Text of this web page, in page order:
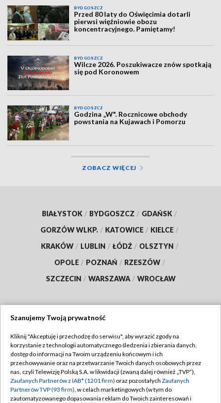
BYDGOSZCZ
Przed 80 laty do Oświęcimia dotarli
pierwsi więźniowie obozu
koncentracyjnego. Pamiętamy!
BYDGOSZCZ
Wilcze 2026. Poszukiwacze znów spotkają
się pod Koronowem
BYDGOSZCZ
Godzina „W". Rocznicowe obchody
powstania na Kujawach i Pomorzu
ZOBACZ WIĘCEJ
BIAŁYSTOK / BYDGOSZCZ / GDAŃSK /
GORZÓW WLKP. / KATOWICE / KIELCE /
KRAKÓW / LUBLIN / ŁÓDŹ / OLSZTYN /
OPOLE / POZNAŃ / RZESZÓW /
SZCZECIN / WARSZAWA / WROCŁAW
TVP
Abonament TVP
Emisja w TVP
Centrum informacji TVP
Regulamin TVP
Polityka prywatności
Moje zgody
Szanujemy Twoją prywatność
Kliknij "Akceptuję i przechodzę do serwisu", aby wyrazić zgody na
korzystanie z technologii automatycznego śledzenia i zbierania danych,
dostęp do informacji na Twoim urządzeniu końcowym i ich
przechowywanie oraz na przetwarzanie Twoich danych osobowych przez
nas, czyli Telewizję Polską S.A. w likwidacji (zwaną dalej również „TVP”),
Zaufanych Partnerów z IAB* (1201 firm) oraz pozostałych Zaufanych
Partnerów TVP (93 firm), w celach marketingowych (w tym do
zautomatyzowanego dopasowania reklam do Twoich zainteresowań i